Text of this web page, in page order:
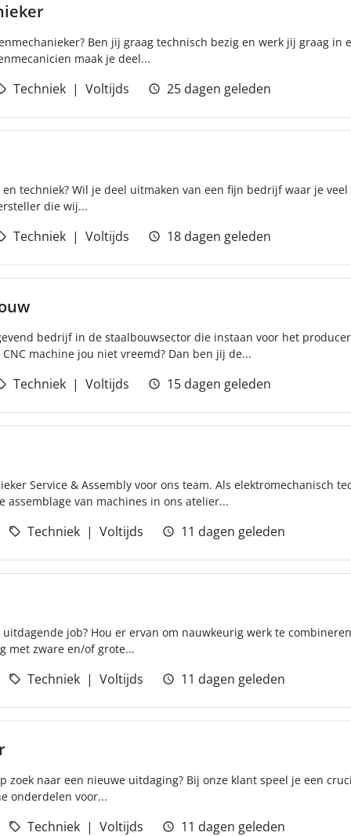
Ben jij graag technisch bezig en werk jij graag in
maak je deel...
Techniek Voltijds 25 dagen geleden
techniek? Wil je deel uitmaken van een fijn bedrijf waar je
die wij...
Techniek Voltijds 18 dagen geleden
bedrijf in de staalbouwsector die instaan voor het
machine jou niet vreemd? Dan ben jij de...
Techniek Voltijds 15 dagen geleden
Service & Assembly voor ons team. Als elektromechanisch
assemblage van machines in ons atelier...
Techniek Voltijds 11 dagen geleden
job? Hou er ervan om nauwkeurig werk te
met zware en/of grote...
Techniek Voltijds 11 dagen geleden
zoek naar een nieuwe uitdaging? Bij onze klant speel je een
onderdelen voor...
Techniek Voltijds 11 dagen geleden